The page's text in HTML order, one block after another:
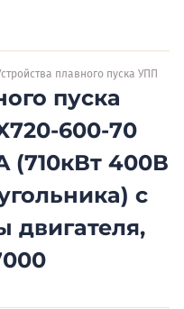
плавного пуска УПП
пуска
600-70
(710кВт 400В
с
двигателя,